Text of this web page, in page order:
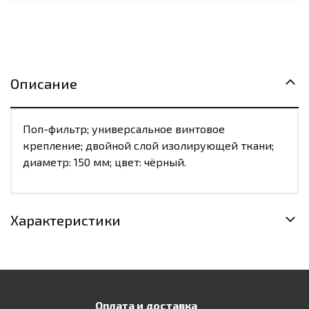
Описание
Поп-фильтр; универсальное винтовое
крепление; двойной слой изолирующей ткани;
диаметр: 150 мм; цвет: чёрный.
Характеристики
Оплата и доставка